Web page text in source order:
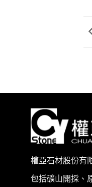
權亞石材股份有
包括礦山開採、